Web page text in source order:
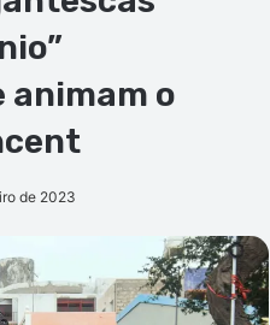
animam o
de 2023